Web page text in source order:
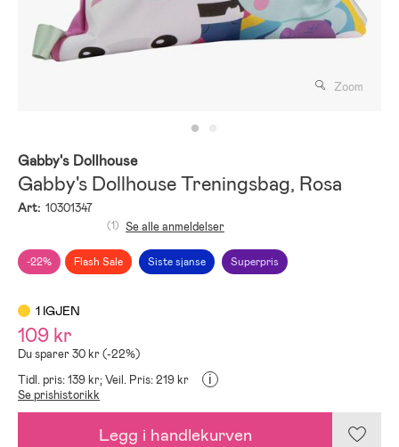
Zoom
Gabby's Dollhouse
Gabby's Dollhouse Treningsbag, Rosa
Art: 10301347
-22% Flash Sale Siste sjanse Superpris
(1) Se alle anmeldelser
1 IGJEN
109 kr
Du sparer 30 kr (-22%)
Tidl. pris: 139 kr;Veil. Pris: 219 kr i
Se prishistorikk
Legg i handlekurven